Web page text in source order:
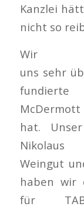
Kanzlei
nicht so
uns sehr
hat.
Weingut
haben wir
für